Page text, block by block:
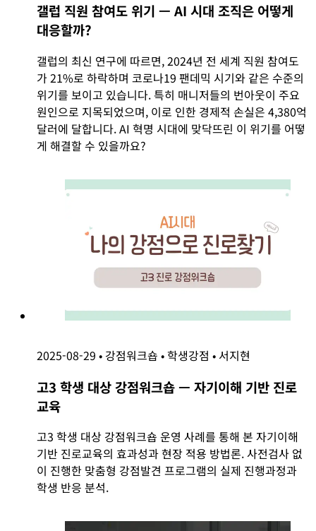
갤럽 직원 참여도 위기 — AI 시대 조직은 어떻게
대응할까?
갤럽의 최신 연구에 따르면, 2024년 전 세계 직원 참여도
가 21%로 하락하며 코로나19 팬데믹 시기와 같은 수준의
위기를 보이고 있습니다. 특히 매니저들의 번아웃이 주요
원인으로 지목되었으며, 이로 인한 경제적 손실은 4,380억
달러에 달합니다. AI 혁명 시대에 맞닥뜨린 이 위기를 어떻
게 해결할 수 있을까요?
2025-08-29 • 강점워크숍 •학생강점 • 서지현
고3 학생 대상 강점워크숍 — 자기이해 기반 진로
교육
고3 학생 대상 강점워크숍 운영 사례를 통해 본 자기이해
기반 진로교육의 효과성과 현장 적용 방법론. 사전검사 없
이 진행한 맞춤형 강점발견 프로그램의 실제 진행과정과
학생 반응 분석.